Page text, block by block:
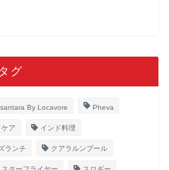
タグ
By Locavore Pheva
ケア インド料理
ランチ クアラルンプール